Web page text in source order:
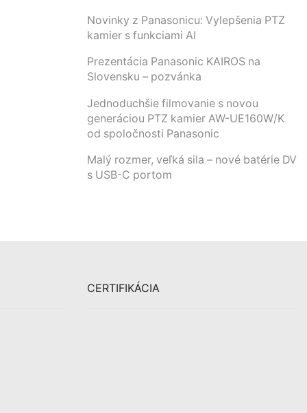
Novinky z Panasonicu: Vylepšenia PTZ
kamier s funkciami AI
Prezentácia Panasonic KAIROS na
Slovensku – pozvánka
Jednoduchšie filmovanie s novou
generáciou PTZ kamier AW-UE160W/K
od spoločnosti Panasonic
Malý rozmer, veľká sila – nové batérie DV
s USB-C portom
CERTIFIKÁCIA